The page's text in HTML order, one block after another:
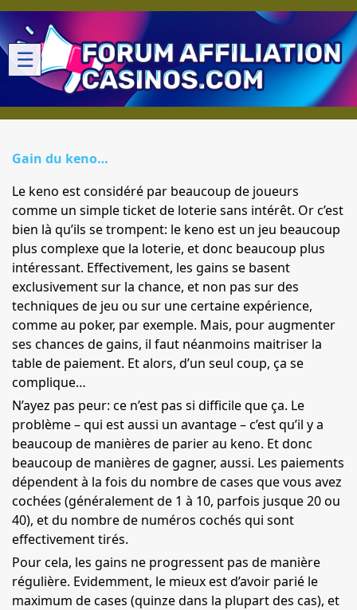
☰
Gain du keno…
Le keno est considéré par beaucoup de joueurs
comme un simple ticket de loterie sans intérêt. Or c’est
bien là qu’ils se trompent: le keno est un jeu beaucoup
plus complexe que la loterie, et donc beaucoup plus
intéressant. Effectivement, les gains se basent
exclusivement sur la chance, et non pas sur des
techniques de jeu ou sur une certaine expérience,
comme au poker, par exemple. Mais, pour augmenter
ses chances de gains, il faut néanmoins maitriser la
table de paiement. Et alors, d’un seul coup, ça se
complique…
N’ayez pas peur: ce n’est pas si difficile que ça. Le
problème – qui est aussi un avantage – c’est qu’il y a
beaucoup de manières de parier au keno. Et donc
beaucoup de manières de gagner, aussi. Les paiements
dépendent à la fois du nombre de cases que vous avez
cochées (généralement de 1 à 10, parfois jusque 20 ou
40), et du nombre de numéros cochés qui sont
effectivement tirés.
Pour cela, les gains ne progressent pas de manière
régulière. Evidemment, le mieux est d’avoir parié le
maximum de cases (quinze dans la plupart des cas), et